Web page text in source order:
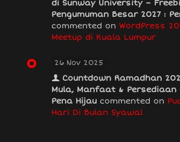
di Sunway University –
Pengumuman Besar 2027 :
commented on WordPress
Meetup di Kuala Lumpur
26 Nov 2025
Countdown Ramadhan
Mula, Manfaat &
Pena Hijau commented on
Hari Di Bulan Syawal